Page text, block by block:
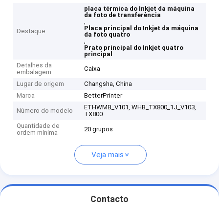
Destaque
placa térmica do Inkjet da máquina
da foto de transferência
,
Placa principal do Inkjet da máquina
da foto quatro
,
Prato principal do Inkjet quatro
principal
Detalhes da
embalagem
Caixa
Lugar de origem
Changsha, China
Marca
BetterPrinter
Número do modelo
ETHWMB_V101, WHB_TX800_1J_V103,
TX800
Quantidade de
ordem mínima
20 grupos
Veja mais
Contacto